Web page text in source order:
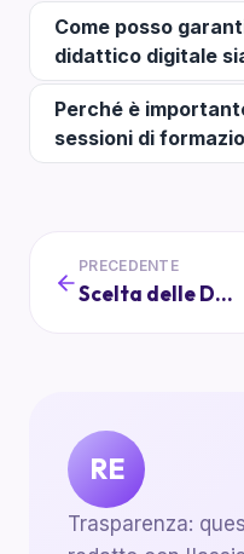
Come posso
didattico digitale
Perché è
sessioni di
PRECEDENTE
Scelta delle Date: Come Evitare Conflitti nell'Organizzazione di Eventi
RE
Trasparenza: